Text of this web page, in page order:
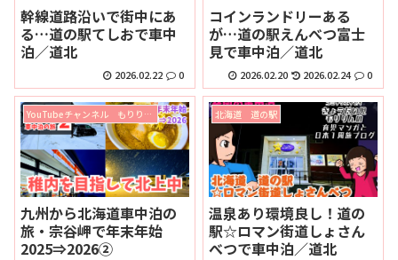
幹線道路沿いで街中にあ
る…道の駅てしおで車中
泊／道北
2026.02.22 0
コインランドリーある
が…道の駅えんべつ富士
見で車中泊／道北
2026.02.20 2026.02.24 0
YouTubeチャンネル もりりんの旅チャン
九州から北海道車中泊の
旅・宗谷岬で年末年始
2025⇒2026②
北海道 道の駅
温泉あり環境良し！道の
駅☆ロマン街道しょさん
べつで車中泊／道北